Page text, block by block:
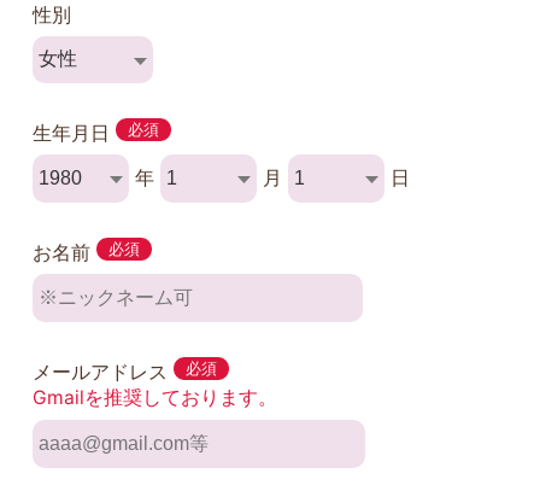
性別
生年月日 必須
年 月 日
お名前 必須
メールアドレス 必須
Gmailを推奨しております。